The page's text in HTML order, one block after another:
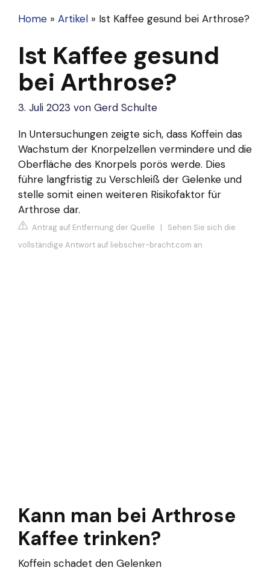
Home » Artikel » Ist Kaffee gesund bei Arthrose?
Ist Kaffee gesund
bei Arthrose?
3. Juli 2023 von Gerd Schulte
In Untersuchungen zeigte sich, dass Koffein das
Wachstum der Knorpelzellen vermindere und die
Oberfläche des Knorpels porös werde. Dies
führe langfristig zu Verschleiß der Gelenke und
stelle somit einen weiteren Risikofaktor für
Arthrose dar.
Antrag auf Entfernung der Quelle | Sehen Sie sich die
vollständige Antwort auf liebscher-bracht.com an
Kann man bei Arthrose
Kaffee trinken?
Koffein schadet den Gelenken